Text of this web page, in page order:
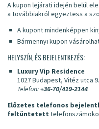
A kupon lejárati idején belül
a továbbiakról egyeztess a
A kupont mindenképpen
Bármennyi kupon
HELYSZÍN, ÉS BEJELENTKEZÉS:
Luxury Vip Residence
1027 Budapest, Vitéz utca 9.
Telefon:+36-70/419-2144
Előzetes telefonos
feltüntetett